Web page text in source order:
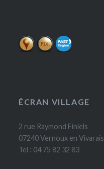
ÉCRAN VILLAGE
2 rue Raymond Finiels
07240 Vernoux en Vivarais
Tel : 04 75 82 32 83